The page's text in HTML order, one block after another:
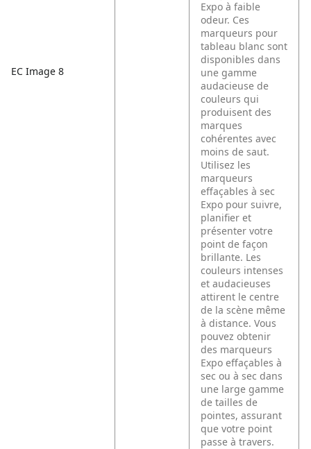
EC Image 8
Expo à faible
odeur. Ces
marqueurs pour
tableau blanc sont
disponibles dans
une gamme
audacieuse de
couleurs qui
produisent des
marques
cohérentes avec
moins de saut.
Utilisez les
marqueurs
effaçables à sec
Expo pour suivre,
planifier et
présenter votre
point de façon
brillante. Les
couleurs intenses
et audacieuses
attirent le centre
de la scène même
à distance. Vous
pouvez obtenir
des marqueurs
Expo effaçables à
sec ou à sec dans
une large gamme
de tailles de
pointes, assurant
que votre point
passe à travers.